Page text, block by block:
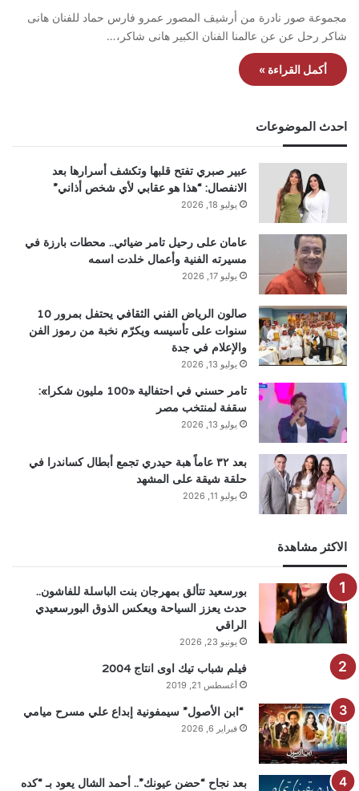
مجموعة صور نادرة من أرشيف المصور عمرو فارس حماد للفنان هانى
شاكر رحل عن عن عالمنا الفنان الكبير هانى شاكر،…
أكمل القراءة »
احدث الموضوعات
عبير صبري تفتح قلبها وتكشف أسرارها بعد
الانفصال: “هذا هو عقابي لأي شخص أذاني”
يوليو 18, 2026
عامان على رحيل تامر ضيائي.. محطات بارزة في
مسيرته الفنية وأعمال خلدت اسمه
يوليو 17, 2026
صالون الرياض الفني الثقافي يحتفل بمرور 10
سنوات على تأسيسه ويكرّم نخبة من رموز الفن
والإعلام في جدة
يوليو 13, 2026
تامر حسني في احتفالية «100 مليون شكرا»:
سقفة لمنتخب مصر
يوليو 13, 2026
بعد ٣٢ عاماً هبة حيدري تجمع أبطال كساندرا في
حلقة شيقة على المشهد
يوليو 11, 2026
الاكثر مشاهدة
بورسعيد تتألق بمهرجان بنت الباسلة للفاشون..
حدث يعزز السياحة ويعكس الذوق البورسعيدي
الراقي
يونيو 23, 2026
فيلم شباب تيك اوى انتاج 2004
أغسطس 21, 2019
“ابن الأصول” سيمفونية إبداع علي مسرح ميامي
فبراير 6, 2026
بعد نجاح “حضن عيونك”.. أحمد الشال يعود بـ “كده